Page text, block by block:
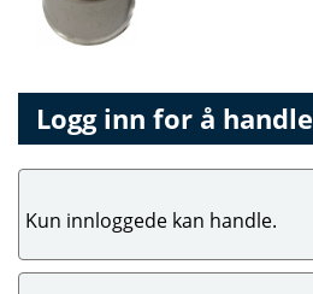
Logg inn for å handle
Kun innloggede kan handle.